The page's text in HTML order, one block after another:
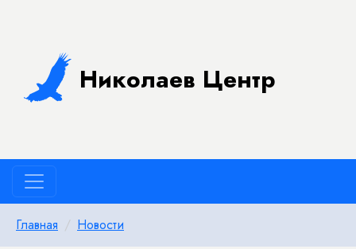
Николаев Центр
Главная Новости